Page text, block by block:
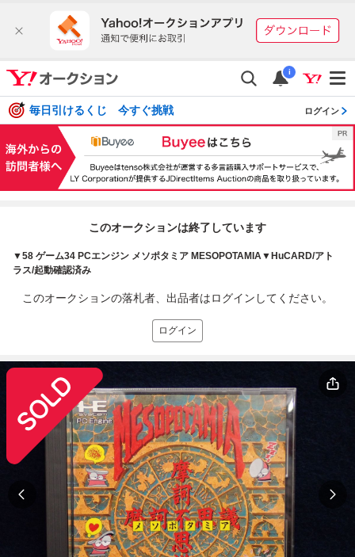
i
毎日引けるくじ 今すぐ挑戦 ログイン
このオークションは終了しています
▼58 ゲーム34 PCエンジン メソポタミア MESOPOTAMIA▼HuCARD/アト
ラス/起動確認済み
このオークションの落札者、出品者はログインしてください。
ログイン